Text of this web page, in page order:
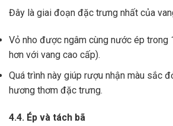
Đây là giai đoạn đặc trưng nhất của
Vỏ nho được ngâm cùng nước ép trong
hơn với vang cao cấp).
Quá trình này giúp rượu nhận màu sắc
hương thơm đặc trưng.
4.4. Ép và tách bã